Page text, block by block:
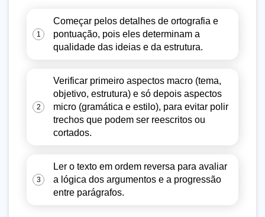
1
Começar pelos detalhes de ortografia e
pontuação, pois eles determinam a
qualidade das ideias e da estrutura.
2
Verificar primeiro aspectos macro (tema,
objetivo, estrutura) e só depois aspectos
micro (gramática e estilo), para evitar polir
trechos que podem ser reescritos ou
cortados.
3
Ler o texto em ordem reversa para avaliar
a lógica dos argumentos e a progressão
entre parágrafos.